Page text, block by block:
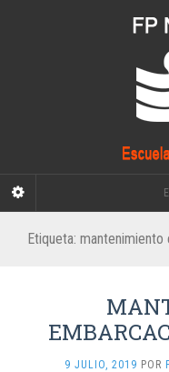
Etiqueta:
9 JULIO, 2019 POR